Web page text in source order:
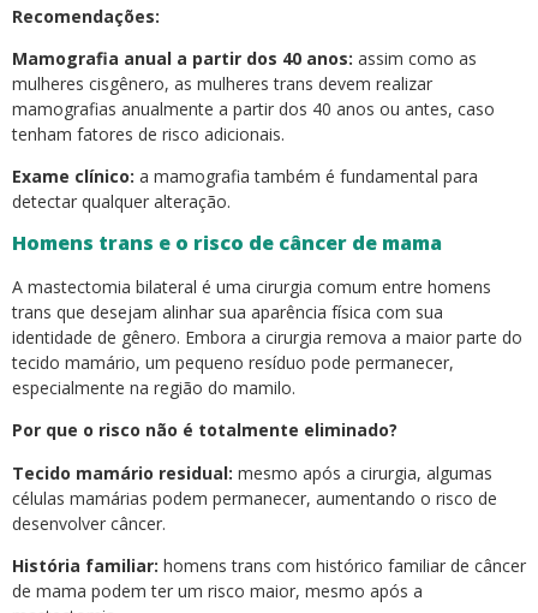
Recomendações:
Mamografia anual a partir dos 40 anos: assim como as
mulheres cisgênero, as mulheres trans devem realizar
mamografias anualmente a partir dos 40 anos ou antes, caso
tenham fatores de risco adicionais.
Exame clínico: a mamografia também é fundamental para
detectar qualquer alteração.
Homens trans e o risco de câncer de mama
A mastectomia bilateral é uma cirurgia comum entre homens
trans que desejam alinhar sua aparência física com sua
identidade de gênero. Embora a cirurgia remova a maior parte do
tecido mamário, um pequeno resíduo pode permanecer,
especialmente na região do mamilo.
Por que o risco não é totalmente eliminado?
Tecido mamário residual: mesmo após a cirurgia, algumas
células mamárias podem permanecer, aumentando o risco de
desenvolver câncer.
História familiar: homens trans com histórico familiar de câncer
de mama podem ter um risco maior, mesmo após a